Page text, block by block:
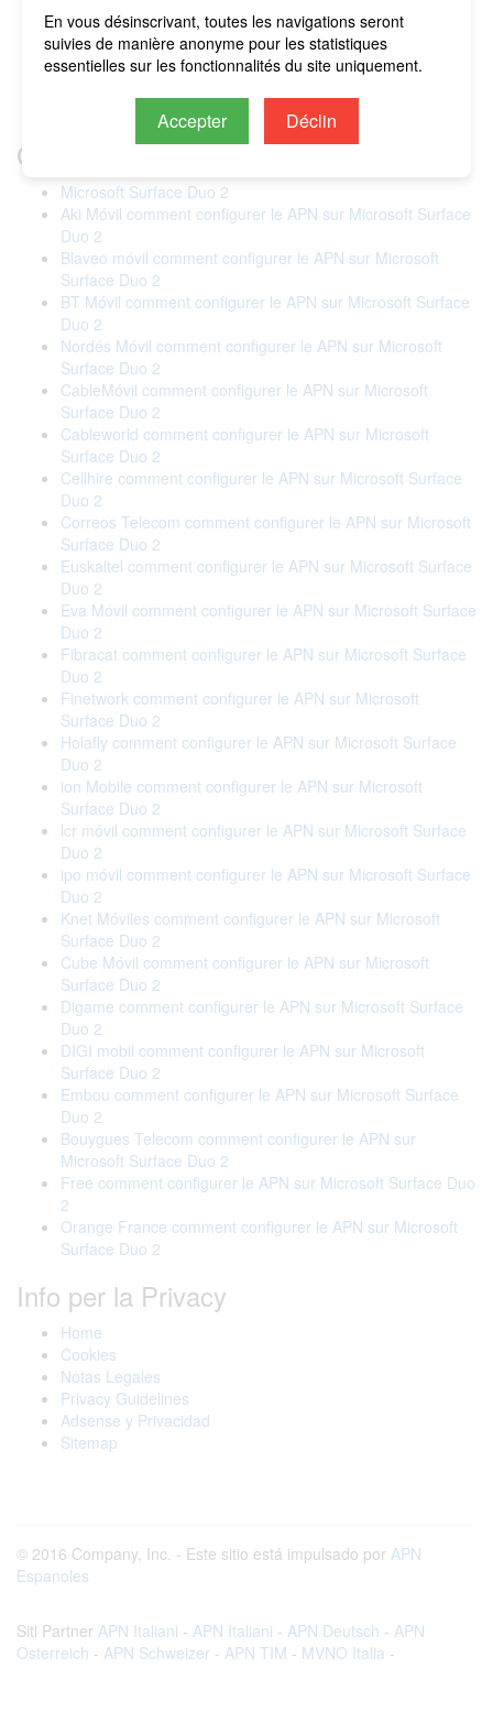
En vous désinscrivant, toutes les navigations seront
suivies de manière anonyme pour les statistiques
essentielles sur les fonctionnalités du site uniquement.
Accepter Déclin
Guías y Manuales APN
Microsoft Surface Duo 2
Aki Móvil comment configurer le APN sur Microsoft Surface
Duo 2
Blaveo móvil comment configurer le APN sur Microsoft
Surface Duo 2
BT Móvil comment configurer le APN sur Microsoft Surface
Duo 2
Nordés Móvil comment configurer le APN sur Microsoft
Surface Duo 2
CableMóvil comment configurer le APN sur Microsoft
Surface Duo 2
Cableworld comment configurer le APN sur Microsoft
Surface Duo 2
Cellhire comment configurer le APN sur Microsoft Surface
Duo 2
Correos Telecom comment configurer le APN sur Microsoft
Surface Duo 2
Euskaltel comment configurer le APN sur Microsoft Surface
Duo 2
Eva Móvil comment configurer le APN sur Microsoft Surface
Duo 2
Fibracat comment configurer le APN sur Microsoft Surface
Duo 2
Finetwork comment configurer le APN sur Microsoft
Surface Duo 2
Holafly comment configurer le APN sur Microsoft Surface
Duo 2
ion Mobile comment configurer le APN sur Microsoft
Surface Duo 2
lcr móvil comment configurer le APN sur Microsoft Surface
Duo 2
ipo móvil comment configurer le APN sur Microsoft Surface
Duo 2
Knet Móviles comment configurer le APN sur Microsoft
Surface Duo 2
Cube Móvil comment configurer le APN sur Microsoft
Surface Duo 2
Digame comment configurer le APN sur Microsoft Surface
Duo 2
DIGI mobil comment configurer le APN sur Microsoft
Surface Duo 2
Embou comment configurer le APN sur Microsoft Surface
Duo 2
Bouygues Telecom comment configurer le APN sur
Microsoft Surface Duo 2
Free comment configurer le APN sur Microsoft Surface Duo
2
Orange France comment configurer le APN sur Microsoft
Surface Duo 2
Info per la Privacy
Home
Cookies
Notas Legales
Privacy Guidelines
Adsense y Privacidad
Sitemap
© 2016 Company, Inc. - Este sitio está impulsado por APN
Espanoles
Siti Partner APN Italiani - APN Italiani - APN Deutsch - APN
Osterreich - APN Schweizer - APN TIM - MVNO Italia -